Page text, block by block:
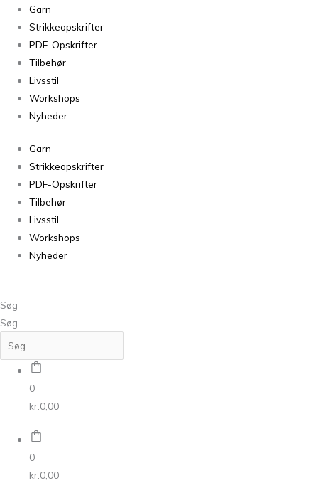
Garn
Strikkeopskrifter
PDF-Opskrifter
Tilbehør
Livsstil
Workshops
Nyheder
Garn
Strikkeopskrifter
PDF-Opskrifter
Tilbehør
Livsstil
Workshops
Nyheder
Søg
Søg
0
kr. 0,00
0
kr. 0,00
Pink
antal